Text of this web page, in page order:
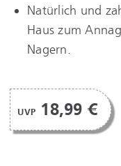
Natürlich und
Haus zum
Nagern.
UVP 18,99 €